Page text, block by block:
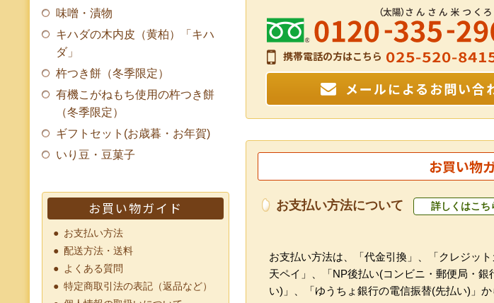
味噌・漬物
キハダの木内皮（黄柏）「キハ
ダ」
杵つき餅（冬季限定）
有機こがねもち使用の杵つき餅
（冬季限定）
ギフトセット(お歳暮・お年賀)
いり豆・豆菓子
お買い物ガイド
お支払い方法
配送方法・送料
よくある質問
特定商取引法の表記（返品など）
携帯電話の方はこちら
メールによるお問い合
お買い物
お支払い方法について 詳しくはこち
お支払い方法は、「代金引換」、「クレジッ
天ペイ」、「NP後払い(コンビニ・郵便局・
い)」、「ゆうちょ銀行の電信振替(先払い)」か